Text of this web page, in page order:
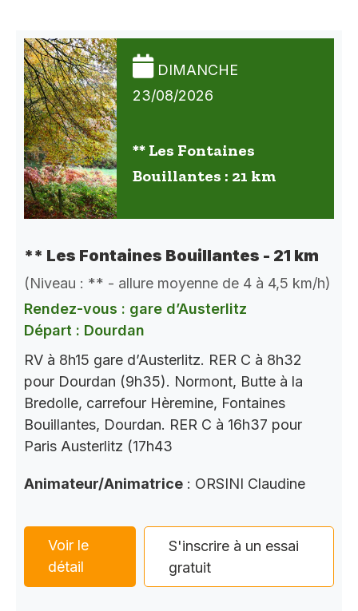
DIMANCHE
23/08/2026
** Les Fontaines
Bouillantes : 21 km
** Les Fontaines Bouillantes - 21 km
(Niveau : ** - allure moyenne de 4 à 4,5 km/h)
Rendez-vous : gare d’Austerlitz
Départ : Dourdan
RV à 8h15 gare d’Austerlitz. RER C à 8h32
pour Dourdan (9h35). Normont, Butte à la
Bredolle, carrefour Hèremine, Fontaines
Bouillantes, Dourdan. RER C à 16h37 pour
Paris Austerlitz (17h43
Animateur/Animatrice : ORSINI Claudine
Voir le
détail
S'inscrire à un essai
gratuit